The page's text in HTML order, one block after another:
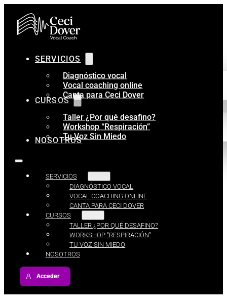
SERVICIOS
Diagnóstico vocal
Vocal coaching online
Canta para Ceci Dover
CURSOS
Taller ¿Por qué desafino?
Workshop “Respiración”
Tu Voz Sin Miedo
NOSOTROS
SERVICIOS
DIAGNÓSTICO VOCAL
VOCAL COACHING ONLINE
CANTA PARA CECI DOVER
CURSOS
TALLER ¿POR QUÉ DESAFINO?
WORKSHOP “RESPIRACIÓN”
TU VOZ SIN MIEDO
NOSOTROS
Acceder